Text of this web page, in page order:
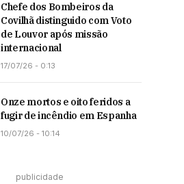
Chefe dos Bombeiros da
Covilhã distinguido com Voto
de Louvor após missão
internacional
17/07/26 - 0:13
Onze mortos e oito feridos a
fugir de incêndio em Espanha
10/07/26 - 10:14
publicidade